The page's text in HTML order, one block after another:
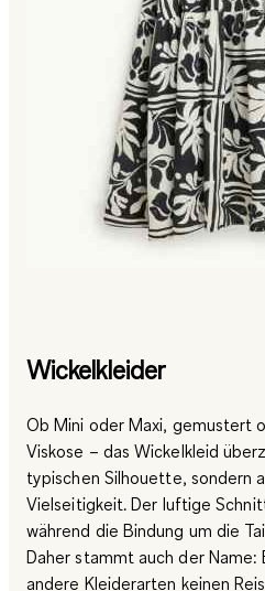
Wickelkleider
Ob Mini oder Maxi, gemustert
Viskose – das Wickelkleid
typischen Silhouette, sondern
Vielseitigkeit. Der luftige
während die Bindung um die
Daher stammt auch der Name:
andere Kleiderarten keinen